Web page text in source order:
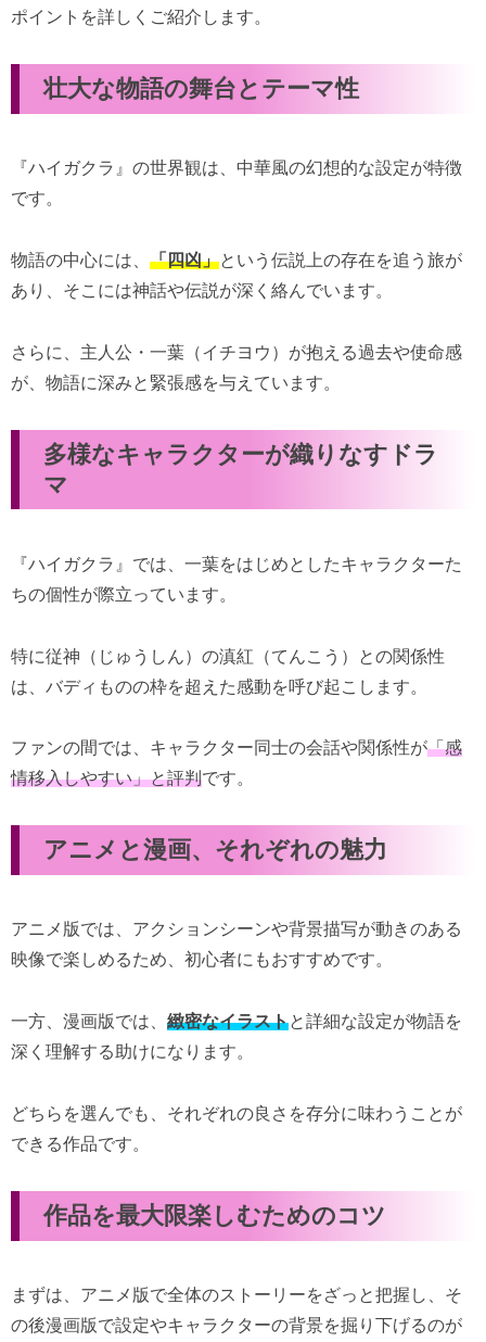
ポイントを詳しくご紹介します。
壮大な物語の舞台とテーマ性
『ハイガクラ』の世界観は、中華風の幻想的な設定が特徴
です。
物語の中心には、 「四凶」という伝説上の存在を追う旅が
あり、そこには神話や伝説が深く絡んでいます。
さらに、主人公・一葉（イチヨウ）が抱える過去や使命感
が、物語に深みと緊張感を与えています。
多様なキャラクターが織りなすドラ
マ
『ハイガクラ』では、一葉をはじめとしたキャラクターた
ちの個性が際立っています。
特に従神（じゅうしん）の滇紅（てんこう）との関係性
は、バディものの枠を超えた感動を呼び起こします。
ファンの間では、キャラクター同士の会話や関係性が「感
情移入しやすい」と評判です。
アニメと漫画、それぞれの魅力
アニメ版では、アクションシーンや背景描写が動きのある
映像で楽しめるため、初心者にもおすすめです。
一方、漫画版では、 緻密なイラストと詳細な設定が物語を
深く理解する助けになります。
どちらを選んでも、それぞれの良さを存分に味わうことが
できる作品です。
作品を最大限楽しむためのコツ
まずは、アニメ版で全体のストーリーをざっと把握し、そ
の後漫画版で設定やキャラクターの背景を掘り下げるのが